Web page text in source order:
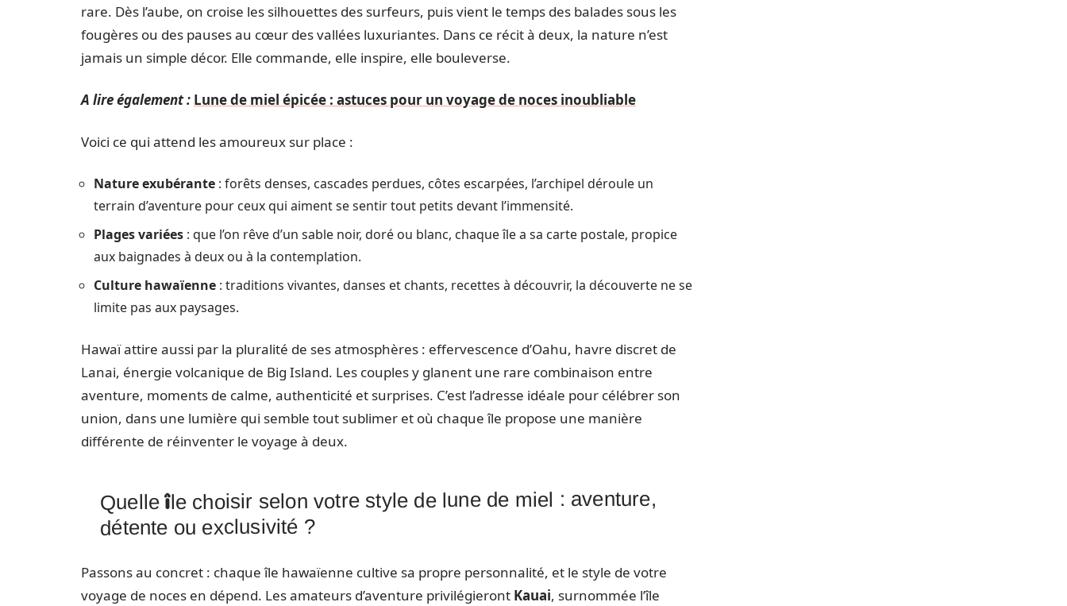
rare. Dès l’aube, on croise les silhouettes des surfeurs, puis vient le temps des balades sous les
fougères ou des pauses au cœur des vallées luxuriantes. Dans ce récit à deux, la nature n’est
jamais un simple décor. Elle commande, elle inspire, elle bouleverse.
A lire également : Lune de miel épicée : astuces pour un voyage de noces inoubliable
Voici ce qui attend les amoureux sur place :
Nature exubérante : forêts denses, cascades perdues, côtes escarpées, l’archipel déroule un
terrain d’aventure pour ceux qui aiment se sentir tout petits devant l’immensité.
Plages variées : que l’on rêve d’un sable noir, doré ou blanc, chaque île a sa carte postale, propice
aux baignades à deux ou à la contemplation.
Culture hawaïenne : traditions vivantes, danses et chants, recettes à découvrir, la découverte ne se
limite pas aux paysages.
Hawaï attire aussi par la pluralité de ses atmosphères : effervescence d’Oahu, havre discret de
Lanai, énergie volcanique de Big Island. Les couples y glanent une rare combinaison entre
aventure, moments de calme, authenticité et surprises. C’est l’adresse idéale pour célébrer son
union, dans une lumière qui semble tout sublimer et où chaque île propose une manière
différente de réinventer le voyage à deux.
Quelle île choisir selon votre style de lune de miel : aventure,
détente ou exclusivité ?
Passons au concret : chaque île hawaïenne cultive sa propre personnalité, et le style de votre
voyage de noces en dépend. Les amateurs d’aventure privilégieront Kauai, surnommée l’île